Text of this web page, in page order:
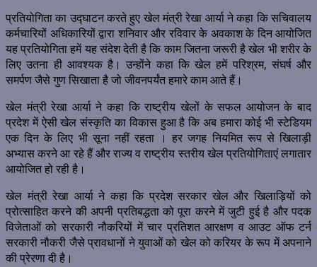
प्रतियोगिता का उद्घाटन करते हुए खेल मंत्री रेखा आर्या ने कहा कि सचिवालय
कर्मचारियों अधिकारियों द्वारा शनिवार और रविवार के अवकाश के दिन आयोजित
यह प्रतियोगिता हमें यह संदेश देती है कि काम जितना जरूरी है खेल भी शरीर के
लिए उतना ही आवश्यक है। उन्होंने कहा कि खेल हमें परिश्रम, संघर्ष और
समर्पण जैसे गुण सिखाता है जो जीवनपर्यंत हमारे काम आते हैं।
खेल मंत्री रेखा आर्या ने कहा कि राष्ट्रीय खेलों के सफल आयोजन के बाद
प्रदेश में ऐसी खेल संस्कृति का विकास हुआ है कि अब हमारा कोई भी स्टेडियम
एक दिन के लिए भी सूना नहीं रहता । हर जगह नियमित रूप से खिलाड़ी
अभ्यास करने आ रहे हैं और राज्य व राष्ट्रीय स्तरीय खेल प्रतियोगिताएं लगातार
आयोजित हो रही है।
खेल मंत्री रेखा आर्या ने कहा कि प्रदेश सरकार खेल और खिलाड़ियों को
प्रोत्साहित करने की अपनी प्रतिबद्धता को पूरा करने में जुटी हुई है और पदक
विजेताओं को सरकारी नौकरियों में चार प्रतिशत आरक्षण व आउट ऑफ टर्न
सरकारी नौकरी जैसे प्रावधानों ने युवाओं को खेल को करियर के रूप में अपनाने
की प्रेरणा दी है।